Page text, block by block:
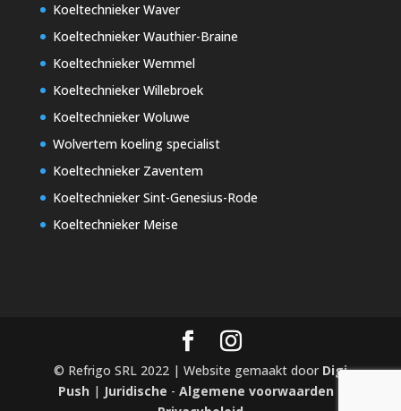
Koeltechnieker Waver
Koeltechnieker Wauthier-Braine
Koeltechnieker Wemmel
Koeltechnieker Willebroek
Koeltechnieker Woluwe
Wolvertem koeling specialist
Koeltechnieker Zaventem
Koeltechnieker Sint-Genesius-Rode
Koeltechnieker Meise
© Refrigo SRL 2022 | Website gemaakt door Digi
Push | Juridische -Algemene voorwaarden